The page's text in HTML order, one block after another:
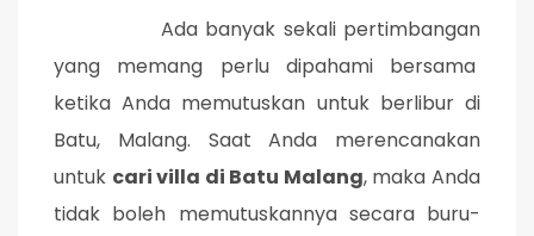
Ada banyak sekali pertimbangan
yang memang perlu dipahami bersama
ketika Anda memutuskan untuk berlibur di
Batu, Malang. Saat Anda merencanakan
untuk cari villa di Batu Malang, maka Anda
tidak boleh memutuskannya secara buru-